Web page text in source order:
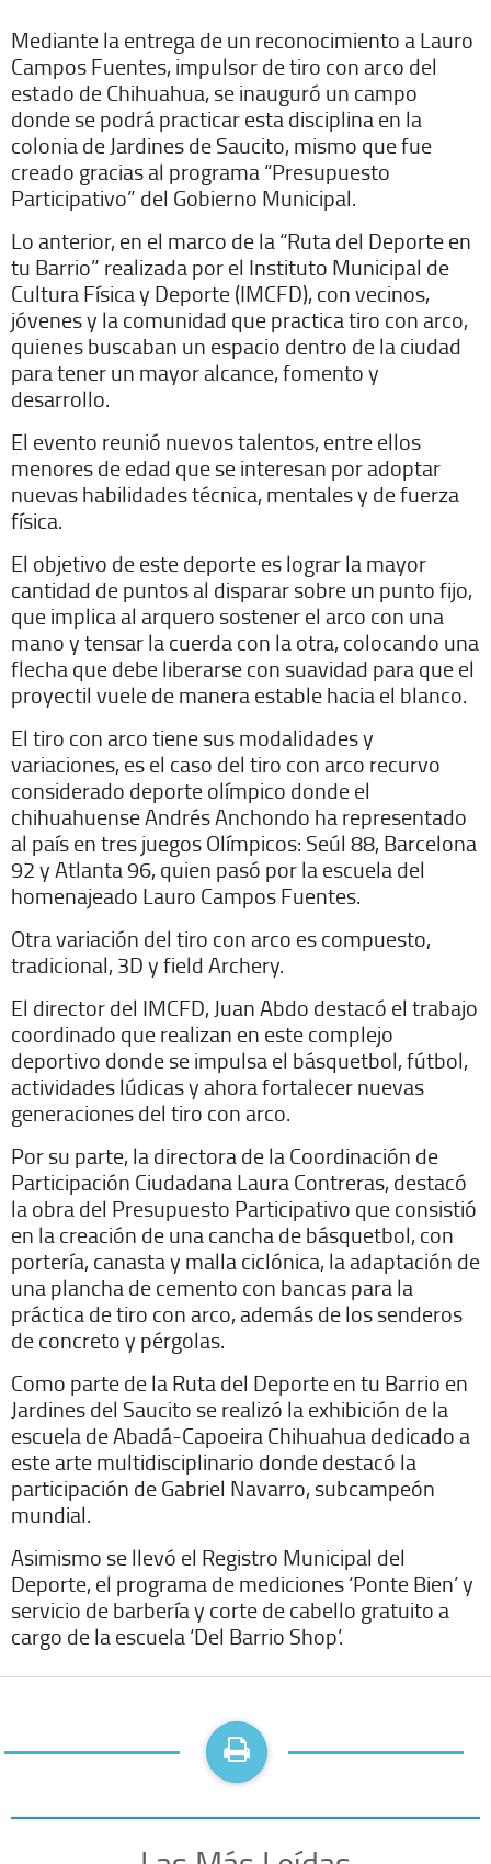
Mediante la entrega de un reconocimiento a Lauro
Campos Fuentes, impulsor de tiro con arco del
estado de Chihuahua, se inauguró un campo
donde se podrá practicar esta disciplina en la
colonia de Jardines de Saucito, mismo que fue
creado gracias al programa “Presupuesto
Participativo” del Gobierno Municipal.
Lo anterior, en el marco de la “Ruta del Deporte en
tu Barrio” realizada por el Instituto Municipal de
Cultura Física y Deporte (IMCFD), con vecinos,
jóvenes y la comunidad que practica tiro con arco,
quienes buscaban un espacio dentro de la ciudad
para tener un mayor alcance, fomento y
desarrollo.
El evento reunió nuevos talentos, entre ellos
menores de edad que se interesan por adoptar
nuevas habilidades técnica, mentales y de fuerza
física.
El objetivo de este deporte es lograr la mayor
cantidad de puntos al disparar sobre un punto fijo,
que implica al arquero sostener el arco con una
mano y tensar la cuerda con la otra, colocando una
flecha que debe liberarse con suavidad para que el
proyectil vuele de manera estable hacia el blanco.
El tiro con arco tiene sus modalidades y
variaciones, es el caso del tiro con arco recurvo
considerado deporte olímpico donde el
chihuahuense Andrés Anchondo ha representado
al país en tres juegos Olímpicos: Seúl 88, Barcelona
92 y Atlanta 96, quien pasó por la escuela del
homenajeado Lauro Campos Fuentes.
Otra variación del tiro con arco es compuesto,
tradicional, 3D y field Archery.
El director del IMCFD, Juan Abdo destacó el trabajo
coordinado que realizan en este complejo
deportivo donde se impulsa el básquetbol, fútbol,
actividades lúdicas y ahora fortalecer nuevas
generaciones del tiro con arco.
Por su parte, la directora de la Coordinación de
Participación Ciudadana Laura Contreras, destacó
la obra del Presupuesto Participativo que consistió
en la creación de una cancha de básquetbol, con
portería, canasta y malla ciclónica, la adaptación de
una plancha de cemento con bancas para la
práctica de tiro con arco, además de los senderos
de concreto y pérgolas.
Como parte de la Ruta del Deporte en tu Barrio en
Jardines del Saucito se realizó la exhibición de la
escuela de Abadá-Capoeira Chihuahua dedicado a
este arte multidisciplinario donde destacó la
participación de Gabriel Navarro, subcampeón
mundial.
Asimismo se llevó el Registro Municipal del
Deporte, el programa de mediciones ‘Ponte Bien’ y
servicio de barbería y corte de cabello gratuito a
cargo de la escuela ‘Del Barrio Shop’.